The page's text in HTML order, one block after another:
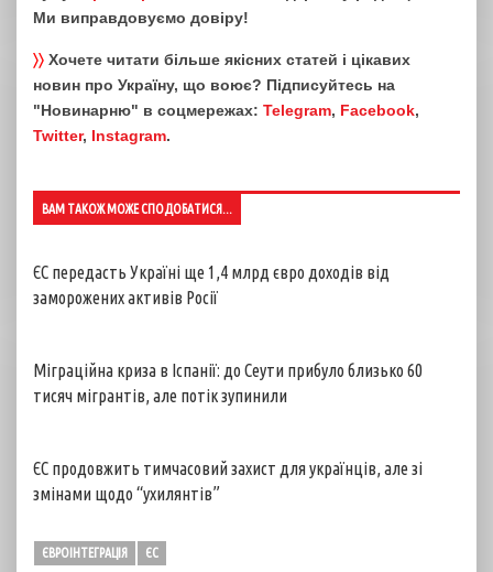
Ми виправдовуємо довіру!
〉〉 Хочете читати більше якісних статей і цікавих
новин про Україну, що воює? Підписуйтесь на
"Новинарню" в соцмережах: Telegram, Facebook,
Twitter, Instagram.
ВАМ ТАКОЖ МОЖЕ СПОДОБАТИСЯ...
ЄС передасть Україні ще 1,4 млрд євро доходів від
заморожених активів Росії
Міграційна криза в Іспанії: до Сеути прибуло близько 60
тисяч мігрантів, але потік зупинили
ЄС продовжить тимчасовий захист для українців, але зі
змінами щодо “ухилянтів”
ЄВРОІНТЕГРАЦІЯ ЄС